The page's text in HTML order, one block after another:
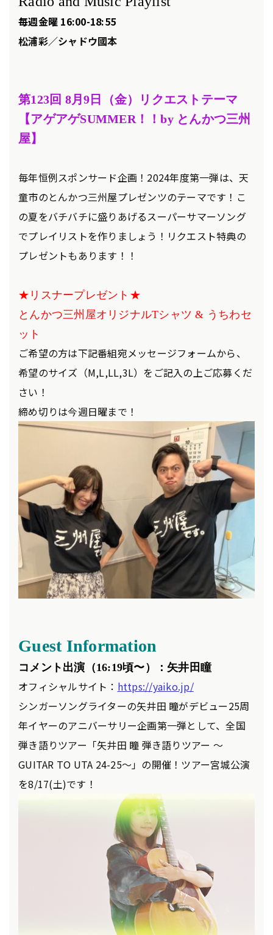
毎週金曜 16:00-18:55
松浦彩／シャドウ國本
第123回 8月9 日（金）リクエスト テーマ
【アゲアゲSUMMER！！by とんかつ三州
屋】
毎年恒例スポンサード企画！2024年度第一弾は、天
童市のとんかつ三州屋プレゼンツのテーマです！こ
の夏をバチバチに盛りあげるスーパーサマーソング
でプレイリストを作りましょう！リクエスト特典の
プレゼントもあります！！
★リスナープレゼント★
とんかつ三州屋オリジナルTシャツ & うちわセ
ット
ご希望の方は下記番組宛メッセージフォームから、
希望のサイズ（M,L,LL,3L）をご記入の上ご応募くだ
さい！
締め切りは今週日曜まで！
Guest Information
コメント出演（16:19頃〜）：矢井田瞳
オフィシャルサイト： https://yaiko.jp/
シンガーソングライターの⽮井⽥ 瞳がデビュー25周
年イヤーのアニバーサリー企画第⼀弾として、全国
弾き語りツアー「⽮井⽥ 瞳 弾き語りツアー 〜
GUITAR TO UTA 24-25〜」の開催！ツアー宮城公演
を8/17(土)です！